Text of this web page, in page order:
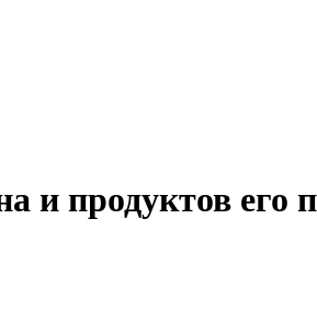
и продуктов его